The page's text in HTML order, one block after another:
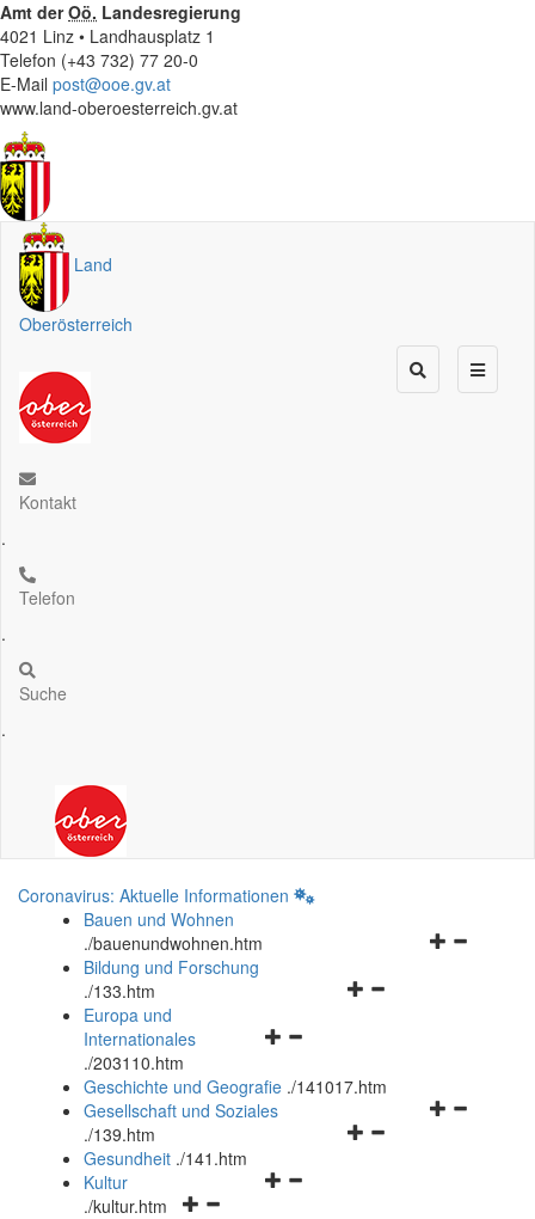
Amt derOö. Landesregierung
4021 Linz • Landhausplatz 1
Telefon (+43 732) 77 20-0
E-Mail post@ooe.gv.at
www.land-oberoesterreich.gv.at
Land
Oberösterreich
Kontakt
.
Telefon
.
Suche
.
Coronavirus: Aktuelle Informationen
Bauen und Wohnen
./bauenundwohnen.htm
Navigationsmenü
Bildung und Forschung
./133.htm
Navigationsmenü
und
schließen
Europa und
Internationales
./203110.htm
Geschichte und Geografie ./141017.htm
Navigationsmenü
Gesellschaft und Soziales
./139.htm
Navigationsmenü
Gesundheit ./141.htm
Navigationsmenü
Kultur
./kultur.htm